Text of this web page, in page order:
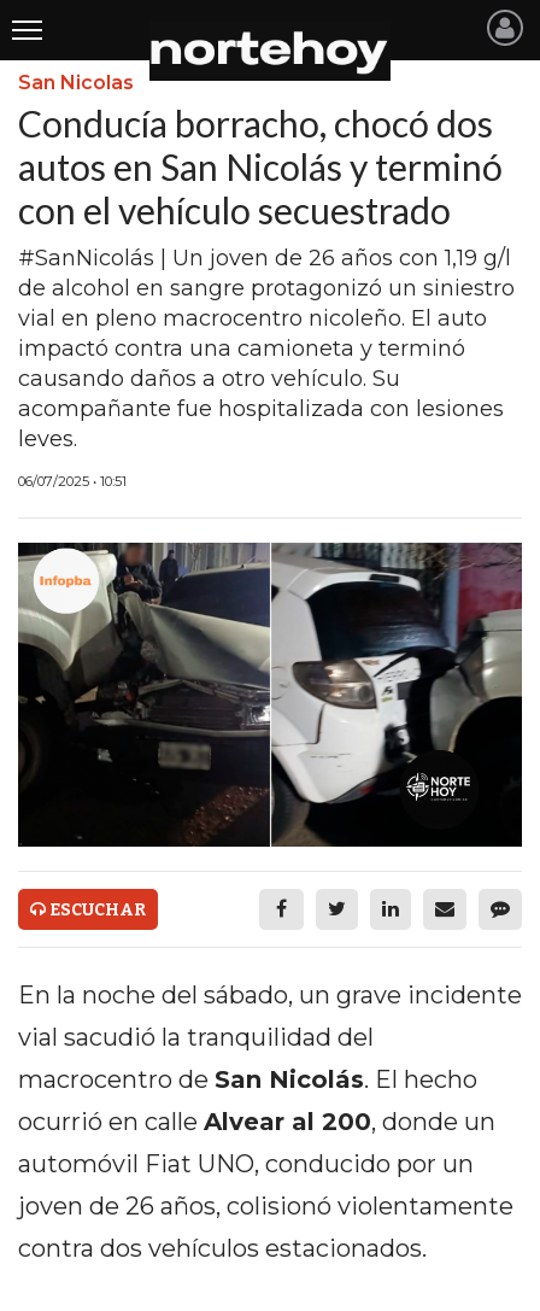
Últimas
Noticias
INICIO
NOTICIAS RECIENTES
SAN NICOLAS
RAMALLO
SAN PEDRO
PROVINCIA
PAIS
ECONOMÍA Y NEGOCIOS
ULTIMAS NOTICIAS
TEMAS DESTACADOS
TECNOLOGÍA
SERVICIOS
QUÉ ES
CHANGUITO.COM.AR Y
CÓMO FUNCIONA: CREAR
TIENDAS ONLINE CON
EN ARGENTINA:
CHANGUITO.COM.AR VS
San Nicolas
Conducía borracho, chocó dos
autos en San Nicolás y terminó
con el vehículo secuestrado
#SanNicolás | Un joven de 26 años con 1,19 g/l
de alcohol en sangre protagonizó un siniestro
vial en pleno macrocentro nicoleño. El auto
impactó contra una camioneta y terminó
causando daños a otro vehículo. Su
acompañante fue hospitalizada con lesiones
leves.
06/07/2025 • 10:51
ESCUCHAR
En la noche del sábado, un grave incidente
vial sacudió la tranquilidad del
macrocentro de San Nicolás. El hecho
ocurrió en calle Alvear al 200, donde un
automóvil Fiat UNO, conducido por un
joven de 26 años, colisionó violentamente
contra dos vehículos estacionados.